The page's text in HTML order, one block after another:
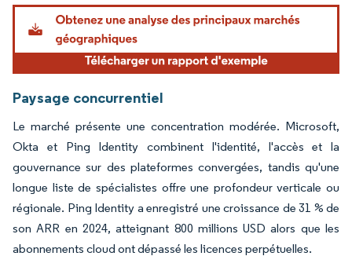
Image © Mordor Intelligence. La réutilisation nécessite une attribution sous CC BY
Paysage concurrentiel
Le marché présente une concentration modérée. Microsoft,
Okta et Ping Identity combinent l'identité, l'accès et la
gouvernance sur des plateformes convergées, tandis qu'une
longue liste de spécialistes offre une profondeur verticale ou
régionale. Ping Identity a enregistré une croissance de 31 % de
son ARR en 2024, atteignant 800 millions USD alors que les
abonnements cloud ont dépassé les licences perpétuelles.